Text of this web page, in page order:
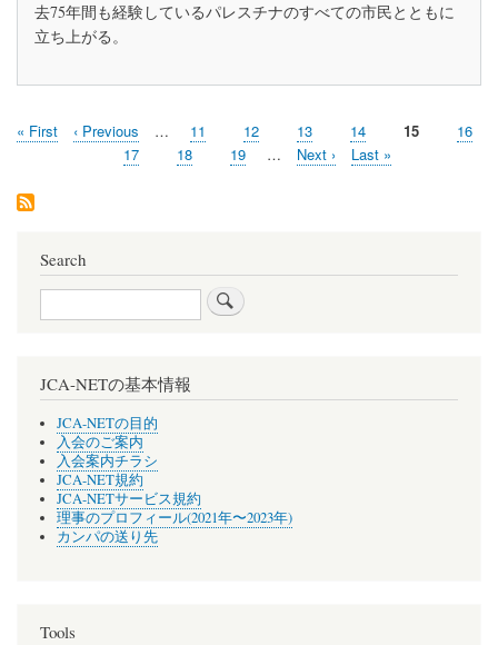
意
を
す
人々
を
去75年間も経験しているパレスチナのすべての市民とともに
立ち上がる。
Pagination
First
« First
Previous
‹ Previous … Page
11 Page
12 Page
13 Page
14
Current
15 Page
16
Page
17 Page
18 Page
19 …
Next
Next ›
Last
Last »
Search
Search
JCA-NETの基本情報
JCA-NETの目的
入会のご案内
入会案内チラシ
JCA-NET規約
JCA-NETサービス規約
理事のプロフィール(2021年〜2023年)
カンパの送り先
Tools